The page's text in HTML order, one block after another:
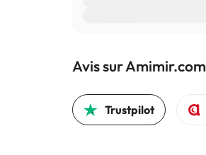
Avis sur Amimir.com
Trustpilot